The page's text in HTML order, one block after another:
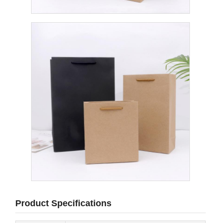
Product Specifications